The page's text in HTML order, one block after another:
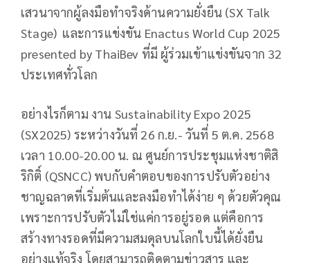
เสวนาจากผู้ลงมือทำจริงด้านความยั่งยืน (SX Talk
Stage) และการแข่งขัน Enactus World Cup 2025
presented by ThaiBev ที่มี ผู้ร่วมเข้าแข่งขันจาก 32
ประเทศทั่วโลก
อย่างไรก็ตาม งาน Sustainability Expo 2025
(SX2025) ระหว่างวันที่ 26 ก.ย.- วันที่ 5 ต.ค. 2568
เวลา 10.00-20.00 น. ณ ศูนย์การประชุมแห่งชาติสิ
ริกิติ์ (QSNCC) พบกับคำตอบของการปรับตัวอย่าง
ชาญฉลาดที่เริ่มต้นและลงมือทำได้ง่าย ๆ ด้วยตัวคุณ
เพราะการปรับตัวไม่ใช่แค่การอยู่รอด แต่คือการ
สร้างทางรอดที่มีความสมดุลบนโลกใบนี้ได้ยั่งยืน
อย่างแท้จริง โดยสามารถติดตามข่าวสาร และ